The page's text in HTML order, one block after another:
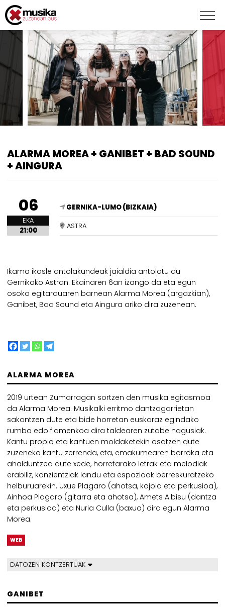
ALARMA MOREA + GANIBET + BAD SOUND
+ AINGURA
06
EKA
21:00
GERNIKA-LUMO (BIZKAIA)
ASTRA
Ikama ikasle antolakundeak jaialdia antolatu du
Gernikako Astran. Ekainaren 6an izango da eta egun
osoko egitarauaren barnean Alarma Morea (argazkian),
Ganibet, Bad Sound eta Aingura ariko dira zuzenean.
ALARMA MOREA
2019 urtean Zumarragan sortzen den musika egitasmoa
da Alarma Morea. Musikalki erritmo dantzagarrietan
sakontzen dute eta bide horretan euskaraz egindako
rumba edo flamenkoa dira taldearen zutabe nagusiak.
Kantu propio eta kantuen moldaketekin osatzen dute
zuzeneko kantu zerrenda, eta, emakumearen borroka eta
ahalduntzea dute xede, horretarako letrak eta melodiak
erabiliz, konzientziak landu eta espazioak berreskuratzeko
helburuarekin. Uxue Plagaro (ahotsa, kajoia eta perkusioa),
Ainhoa Plagaro (gitarra eta ahotsa), Amets Albisu (dantza
eta perkusioa) eta Nuria Culla (baxua) dira egun Alarma
Morea.
WEB
DATOZEN KONTZERTUAK
GANIBET